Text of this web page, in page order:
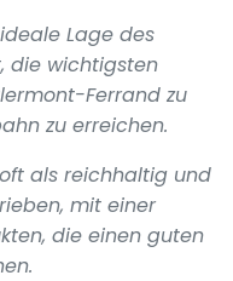
Lage des
die wichtigsten
Ferrand zu
zu erreichen.
als reichhaltig und
mit einer
die einen guten